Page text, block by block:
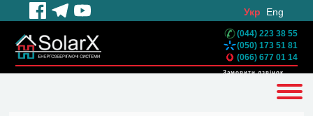
Укр Eng
(044) 223 38 55
(050) 173 51 81
(066) 677 01 14
Замовити дзвінок